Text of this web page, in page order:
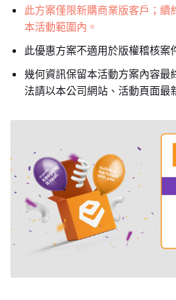
此方案僅限新購商業版客戶；
本活動範圍內。
此優惠方案不適用於版權稽核案
幾何資訊保留本活動方案內容最
法請以本公司網站、活動頁面最